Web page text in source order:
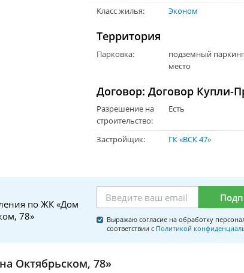
Класс жилья:
Эконом
Территория
Парковка:
подземный
место
Договор: Договор Купли-
Разрешение на
строительство:
Есть
Застройщик: ГК «ВСК 47»
по ЖК «Дом
78»
Выражаю согласие на обработку
соответствии с Политикой
Октябрьском, 78»